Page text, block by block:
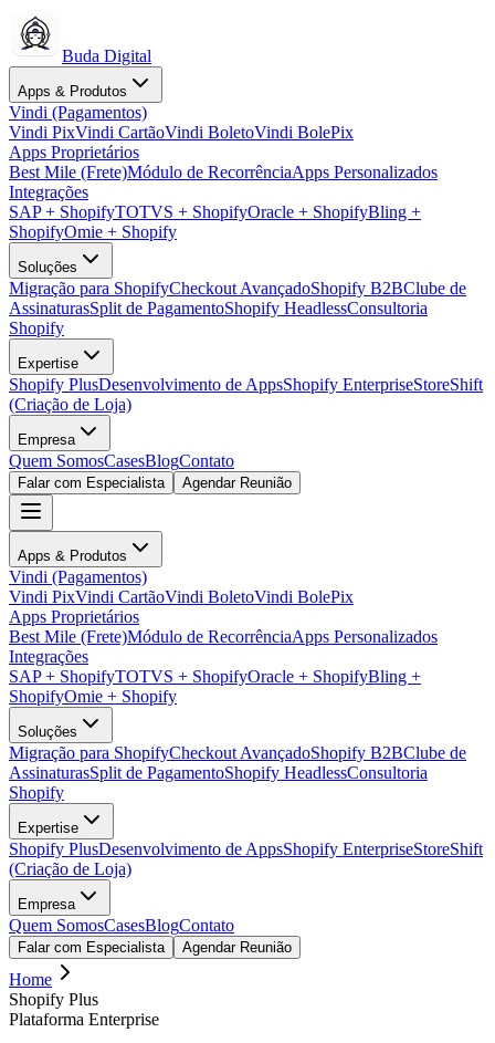
Buda Digital
Apps & Produtos
Vindi (Pagamentos)
Vindi PixVindi CartãoVindi BoletoVindi BolePix
Apps Proprietários
Best Mile (Frete)Módulo de RecorrênciaApps Personalizados
Integrações
SAP + ShopifyTOTVS + ShopifyOracle + ShopifyBling +
ShopifyOmie + Shopify
Soluções
Migração para ShopifyCheckout AvançadoShopify B2BClube de
AssinaturasSplit de PagamentoShopify HeadlessConsultoria
Shopify
Expertise
Shopify PlusDesenvolvimento de AppsShopify EnterpriseStoreShift
(Criação de Loja)
Empresa
Quem SomosCasesBlogContato
Falar com Especialista Agendar Reunião
Apps & Produtos
Vindi (Pagamentos)
Vindi PixVindi CartãoVindi BoletoVindi BolePix
Apps Proprietários
Best Mile (Frete)Módulo de RecorrênciaApps Personalizados
Integrações
SAP + ShopifyTOTVS + ShopifyOracle + ShopifyBling +
ShopifyOmie + Shopify
Soluções
Migração para ShopifyCheckout AvançadoShopify B2BClube de
AssinaturasSplit de PagamentoShopify HeadlessConsultoria
Shopify
Expertise
Shopify PlusDesenvolvimento de AppsShopify EnterpriseStoreShift
(Criação de Loja)
Empresa
Quem SomosCasesBlogContato
Falar com Especialista Agendar Reunião
Home
Shopify Plus
Plataforma Enterprise